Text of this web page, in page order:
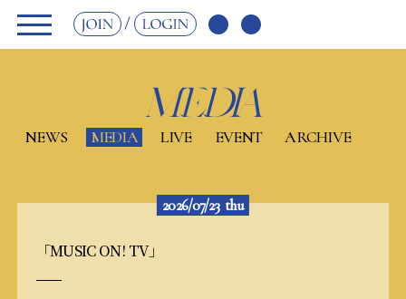
JOIN LOGIN
NEWS MEDIA LIVE EVENT ARCHIVE
2026/07/23 thu
「MUSIC ON! TV」